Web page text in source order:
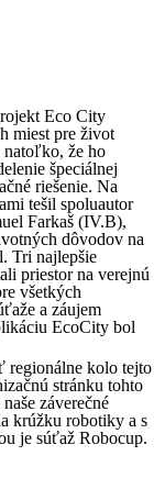
Eco City
miest pre život
natoľko, že ho
špeciálnej
riešenie. Na
tešil spoluautor
Farkaš (IV.B),
dôvodov na
Tri najlepšie
priestor na verejnú
všetkých
a záujem
EcoCity bol
regionálne kolo tejto
stránku tohto
záverečné
krúžku robotiky a s
je súťaž Robocup.